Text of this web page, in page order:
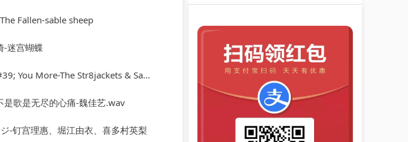
Fallen-sable sheep
-迷宫蝴蝶
The Str8jackets & Sam Obernik、Tyree Cooper、The Str8jackets
是歌是无尽的心痛-魏佳艺.wav
ジ-钉宫理惠、堀江由衣、喜多村英梨